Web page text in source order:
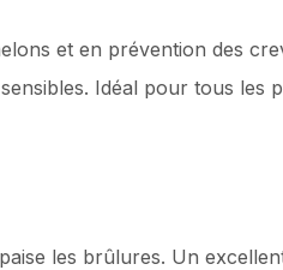
et en prévention des
Idéal pour tous les
les brûlures. Un